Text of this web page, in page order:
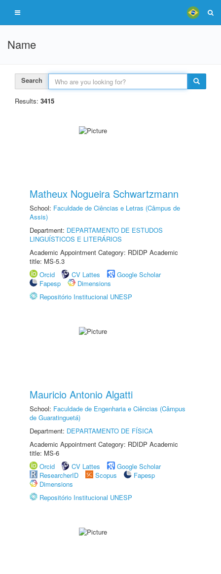
Name
Search
Results: 3415
Matheux Nogueira Schwartzmann
School: Faculdade de Ciências e Letras (Câmpus de
Assis)
Department: DEPARTAMENTO DE ESTUDOS
LINGUÍSTICOS E LITERÁRIOS
Academic Appointment Category: RDIDP Academic
title: MS-5.3
Orcid
CV Lattes
Google Scholar
Fapesp
Dimensions
Repositório Institucional UNESP
Mauricio Antonio Algatti
School: Faculdade de Engenharia e Ciências (Câmpus
de Guaratinguetá)
Department: DEPARTAMENTO DE FÍSICA
Academic Appointment Category: RDIDP Academic
title: MS-6
Orcid
CV Lattes
Google Scholar
ResearcherID
Scopus
Fapesp
Dimensions
Repositório Institucional UNESP